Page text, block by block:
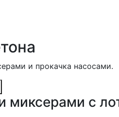
и прокачка насосами.
миксерами с